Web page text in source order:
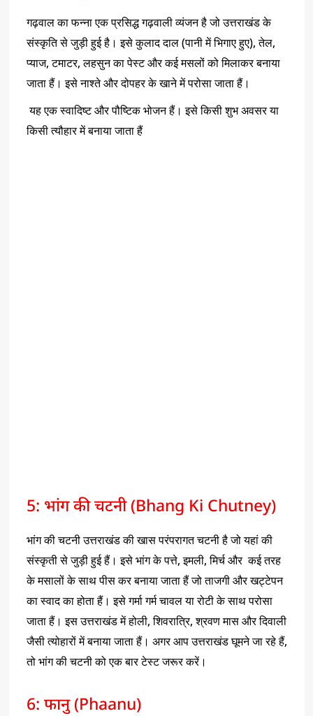
गढ़वाल का फन्ना एक प्रसिद्ध गढ़वाली व्यंजन है जो उत्तराखंड के
संस्कृति से जुड़ी हुई है। इसे कुलाद दाल (पानी में भिगाए हुए), तेल,
प्याज, टमाटर, लहसुन का पेस्ट और कई मसलों को मिलाकर बनाया
जाता हैं। इसे नाश्ते और दोपहर के खाने में परोसा जाता हैं।
यह एक स्वादिष्ट और पौष्टिक भोजन हैं। इसे किसी शुभ अवसर या
किसी त्यौहार में बनाया जाता हैं
5: भांग की चटनी (Bhang Ki Chutney)
भांग की चटनी उत्तराखंड की खास परंपरागत चटनी है जो यहां की
संस्कृती से जुड़ी हुई हैं। इसे भांग के पत्ते, इमली, मिर्च और कई तरह
के मसालों के साथ पीस कर बनाया जाता हैं जो ताजगी और खट्टेपन
का स्वाद का होता हैं। इसे गर्मा गर्म चावल या रोटी के साथ परोसा
जाता हैं। इस उत्तराखंड में होली, शिवरात्रि, श्रवण मास और दिवाली
जैसी त्योहारों में बनाया जाता हैं। अगर आप उत्तराखंड घूमने जा रहे हैं,
तो भांग की चटनी को एक बार टेस्ट जरूर करें।
6: फानु (Phaanu)